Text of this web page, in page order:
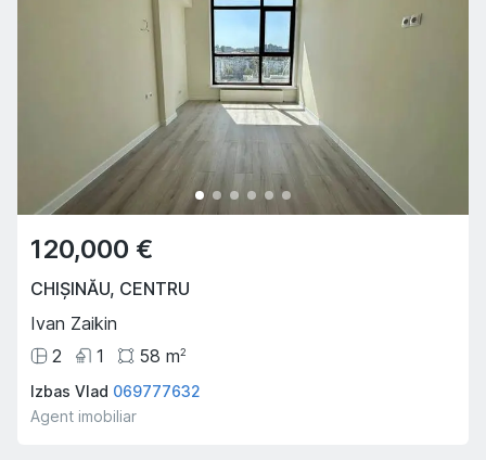
120,000 €
CHIȘINĂU, CENTRU
Ivan Zaikin
2
1 58 m2
Izbas Vlad 069777632
Agent imobiliar